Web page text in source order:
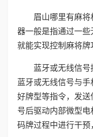
眉山哪里有麻
器一般是指通过一
就能实现控制麻将牌
蓝牙或无线信
蓝牙或无线信号与
好牌型等指令，发
号后驱动内部微型电
码牌过程中进行干预